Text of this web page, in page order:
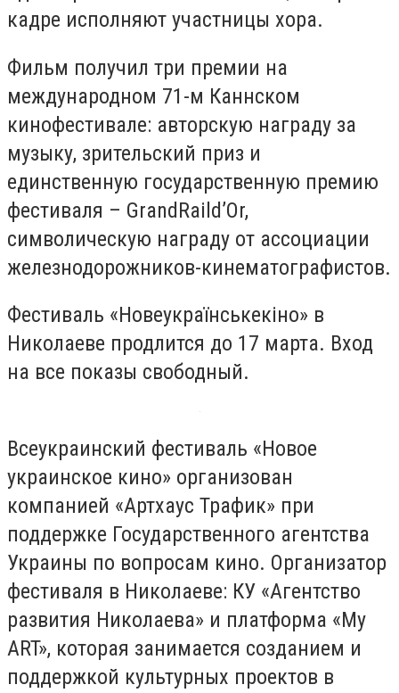
кадре исполняют участницы хора.
Фильм получил три премии на
международном 71-м Каннском
кинофестивале: авторскую награду за
музыку, зрительский приз и
единственную государственную премию
фестиваля – GrandRaild’Or,
символическую награду от ассоциации
железнодорожников-кинематографистов.
Фестиваль «Новеукраїнськекіно» в
Николаеве продлится до 17 марта. Вход
на все показы свободный.
Всеукраинский фестиваль «Новое
украинское кино» организован
компанией «Артхаус Трафик» при
поддержке Государственного агентства
Украины по вопросам кино. Организатор
фестиваля в Николаеве: КУ «Агентство
развития Николаева» и платформа «My
ART», которая занимается созданием и
поддержкой культурных проектов в